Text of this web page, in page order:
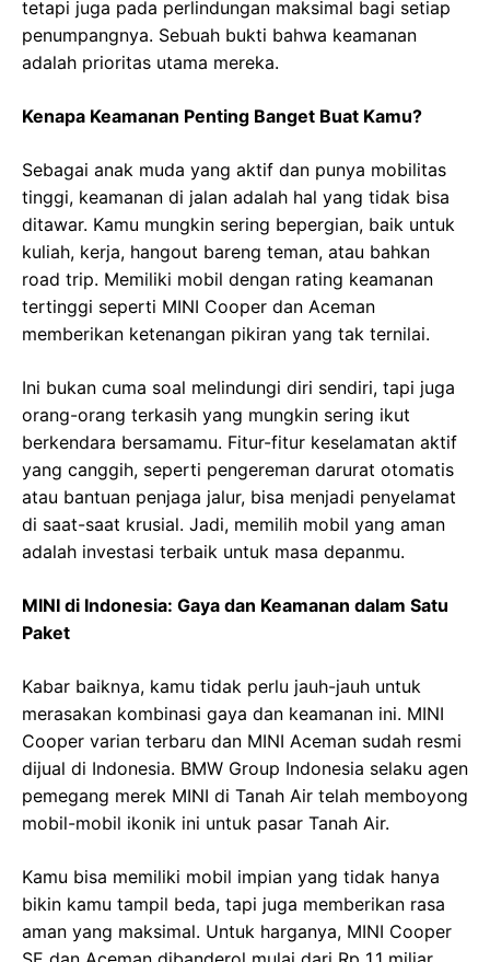
tetapi juga pada perlindungan maksimal bagi setiap
penumpangnya. Sebuah bukti bahwa keamanan
adalah prioritas utama mereka.
Kenapa Keamanan Penting Banget Buat Kamu?
Sebagai anak muda yang aktif dan punya mobilitas
tinggi, keamanan di jalan adalah hal yang tidak bisa
ditawar. Kamu mungkin sering bepergian, baik untuk
kuliah, kerja, hangout bareng teman, atau bahkan
road trip. Memiliki mobil dengan rating keamanan
tertinggi seperti MINI Cooper dan Aceman
memberikan ketenangan pikiran yang tak ternilai.
Ini bukan cuma soal melindungi diri sendiri, tapi juga
orang-orang terkasih yang mungkin sering ikut
berkendara bersamamu. Fitur-fitur keselamatan aktif
yang canggih, seperti pengereman darurat otomatis
atau bantuan penjaga jalur, bisa menjadi penyelamat
di saat-saat krusial. Jadi, memilih mobil yang aman
adalah investasi terbaik untuk masa depanmu.
MINI di Indonesia: Gaya dan Keamanan dalam Satu
Paket
Kabar baiknya, kamu tidak perlu jauh-jauh untuk
merasakan kombinasi gaya dan keamanan ini. MINI
Cooper varian terbaru dan MINI Aceman sudah resmi
dijual di Indonesia. BMW Group Indonesia selaku agen
pemegang merek MINI di Tanah Air telah memboyong
mobil-mobil ikonik ini untuk pasar Tanah Air.
Kamu bisa memiliki mobil impian yang tidak hanya
bikin kamu tampil beda, tapi juga memberikan rasa
aman yang maksimal. Untuk harganya, MINI Cooper